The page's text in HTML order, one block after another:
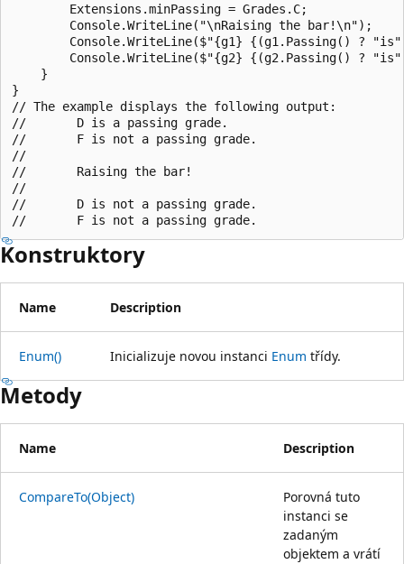
        Extensions.minPassing = Grades.C;
        Console.WriteLine("\nRaising the bar!\n");
Console.WriteLine($"{g1} {(g1.Passing() ?
Console.WriteLine($"{g2} {(g2.Passing() ?
    }
}
// The example displays the following output:
//       D is a passing grade.
//       F is not a passing grade.
//
//       Raising the bar!
//
//       D is not a passing grade.
Konstruktory
Name Description
Enum() Inicializuje novou instanci Enum třídy.
Metody
Name Description
CompareTo(Object)
Porovná tuto
instanci se
zadaným
objektem a vrátí